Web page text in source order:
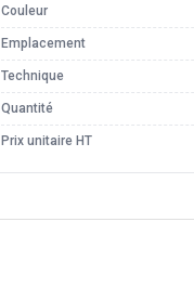
Couleur
Emplacement
Technique
Quantité
Prix unitaire HT